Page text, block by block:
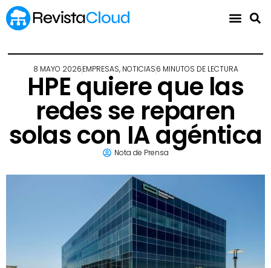
8 MAYO 2026EMPRESAS, NOTICIAS6 MINUTOS DE LECTURA
HPE quiere que las
redes se reparen
solas con IA agéntica
Nota de Prensa